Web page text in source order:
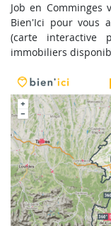
Job en
Bien'Ici pour vous
(carte interactive
immobiliers